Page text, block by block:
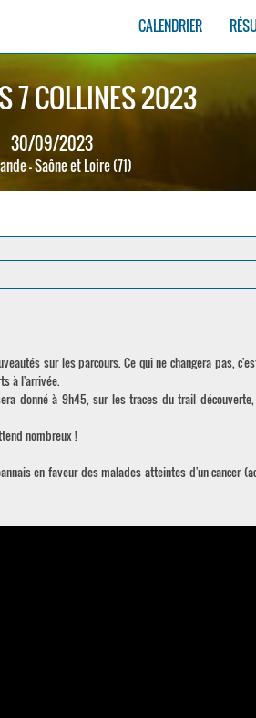
CALENDRIER
7 COLLINES 2023
30/09/2023
- Saône et Loire (71)
sur les parcours. Ce qui ne changera pas,
à l'arrivée.
donné à 9h45, sur les traces du trail
nombreux !
en faveur des malades atteintes d'un cancer